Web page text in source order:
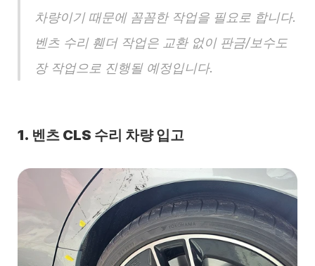
차량이기 때문에 꼼꼼한 작업을 필요로 합니다.
벤츠 수리 휀더 작업은 교환 없이 판금/보수도
장 작업으로 진행될 예정입니다.
1. 벤츠 CLS 수리 차량 입고